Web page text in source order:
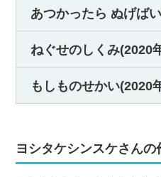
あつかったら ぬげば
ねぐせのしくみ(2020
もしものせかい(2020
ヨシタケシンスケさんの